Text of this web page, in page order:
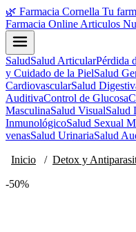
🌿 Farmacia Cornella Tu
Farmacia Online Articulos
SaludSalud ArticularPérdida
y Cuidado de la PielSalud
CardiovascularSalud
AuditivaControl de Glucosa
MasculinaSalud VisualSalud
InmunológicoSalud Sexual
venasSalud UrinariaSalud
Inicio / Detox y
-50%